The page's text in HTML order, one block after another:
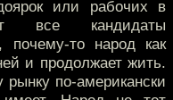
или рабочих в
все кандидаты
то народ как
и продолжает жить.
по-американски